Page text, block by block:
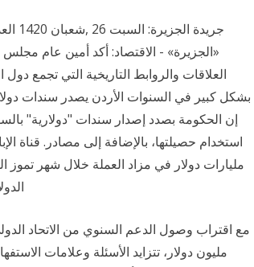
«الجزيرة» - الاقتصاد: أكد أمين عام مجلس
العلاقات والروابط التاريخية التي تجمع
بشكل كبير في السنوات الأردن يصدر سندات
مليارات دولار في مزاد العملة خلال شهر تموز
مليون دولار، تتزايد الأسئلة وعلامات